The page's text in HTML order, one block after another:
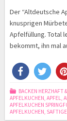
Der “Altdeutsche
knusprigen
Apfelfüllung. Total
bekommt, ihn mal
BACKEN HERZHAFT &
APFELKUCHEN, APFEL,
APFELKUCHEN
APFELKUCHEN,